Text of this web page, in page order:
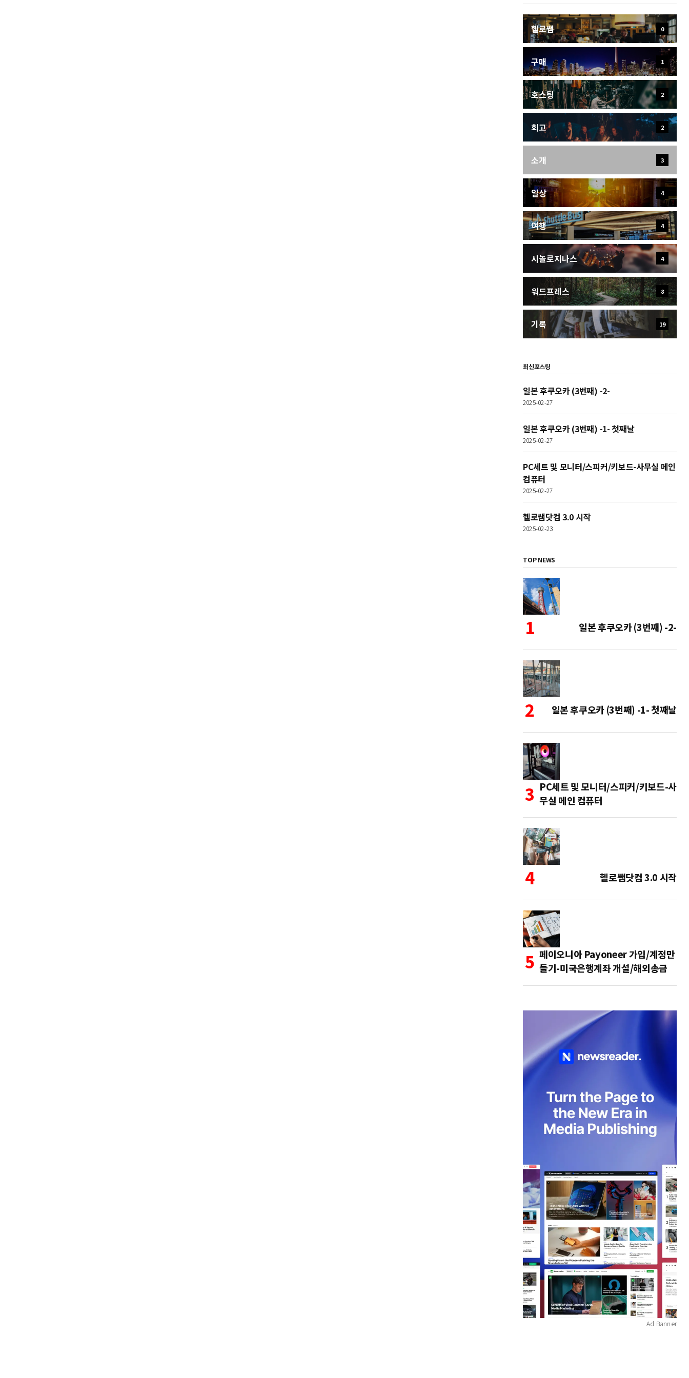
헬로쌤 0
구매 1
호스팅 2
회고 2
소개 3
일상 4
여행 4
시놀로지나스 4
워드프레스 8
기록 19
최신포스팅
일본 후쿠오카 (3번째) -2-
2025-02-27
일본 후쿠오카 (3번째) -1- 첫째날
2025-02-27
PC세트 및 모니터/스피커/키보드-사무실 메인
컴퓨터
2025-02-27
헬로쌤닷컴 3.0 시작
2025-02-23
TOP NEWS
일본 후쿠오카 (3번째) -2-
일본 후쿠오카 (3번째) -1- 첫째날
PC세트 및 모니터/스피커/키보드-사
무실 메인 컴퓨터
헬로쌤닷컴 3.0 시작
페이오니아 Payoneer 가입/계정만
들기-미국은행계좌 개설/해외송금
Ad Banner